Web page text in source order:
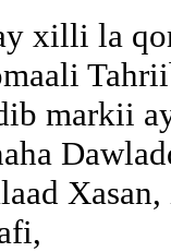
xilli la
markii